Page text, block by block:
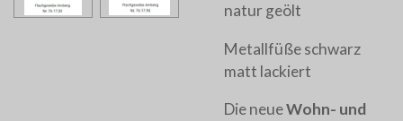
natur geölt
Metallfüße schwarz
matt lackiert
Die neueWohn- und